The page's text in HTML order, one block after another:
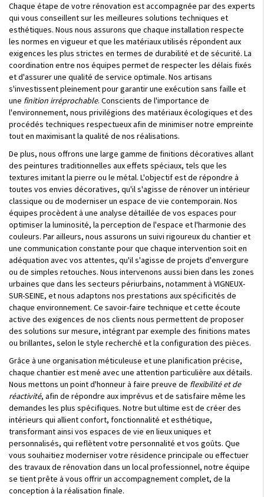
Chaque étape de votre rénovation est accompagnée par des experts
qui vous conseillent sur les meilleures solutions techniques et
esthétiques. Nous nous assurons que chaque installation respecte
les normes en vigueur et que les matériaux utilisés répondent aux
exigences les plus strictes en termes de durabilité et de sécurité. La
coordination entre nos équipes permet de respecter les délais fixés
et d'assurer une qualité de service optimale. Nos artisans
s'investissent pleinement pour garantir une exécution sans faille et
une finition irréprochable. Conscients de l'importance de
l'environnement, nous privilégions des matériaux écologiques et des
procédés techniques respectueux afin de minimiser notre empreinte
tout en maximisant la qualité de nos réalisations.
De plus, nous offrons une large gamme de finitions décoratives allant
des peintures traditionnelles aux effets spéciaux, tels que les
textures imitant la pierre ou le métal. L'objectif est de répondre à
toutes vos envies décoratives, qu'il s'agisse de rénover un intérieur
classique ou de moderniser un espace de vie contemporain. Nos
équipes procèdent à une analyse détaillée de vos espaces pour
optimiser la luminosité, la perception de l'espace et l'harmonie des
couleurs. Par ailleurs, nous assurons un suivi rigoureux du chantier et
une communication constante pour que chaque intervention soit en
adéquation avec vos attentes, qu'il s'agisse de projets d'envergure
ou de simples retouches. Nous intervenons aussi bien dans les zones
urbaines que dans les secteurs périurbains, notamment à VIGNEUX-
SUR-SEINE, et nous adaptons nos prestations aux spécificités de
chaque environnement. Ce savoir-faire technique et cette écoute
active des exigences de nos clients nous permettent de proposer
des solutions sur mesure, intégrant par exemple des finitions mates
ou brillantes, selon le style recherché et la configuration des pièces.
Grâce à une organisation méticuleuse et une planification précise,
chaque chantier est mené avec une attention particulière aux détails.
Nous mettons un point d'honneur à faire preuve de flexibilité et de
réactivité, afin de répondre aux imprévus et de satisfaire même les
demandes les plus spécifiques. Notre but ultime est de créer des
intérieurs qui allient confort, fonctionnalité et esthétique,
transformant ainsi vos espaces de vie en lieux uniques et
personnalisés, qui reflètent votre personnalité et vos goûts. Que
vous souhaitiez moderniser votre résidence principale ou effectuer
des travaux de rénovation dans un local professionnel, notre équipe
se tient prête à vous offrir un accompagnement complet, de la
conception à la réalisation finale.